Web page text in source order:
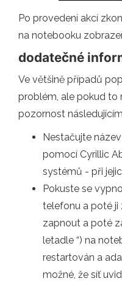
Po provedení akcí
na notebooku
dodatečné
Ve většině případů
problém, ale pokud to
pozornost
Nestačujte
pomocí Cyrillic
systémů - při
Pokuste se
telefonu a poté ji
zapnout a poté
letadle “) na
restartován a
možné, že síť